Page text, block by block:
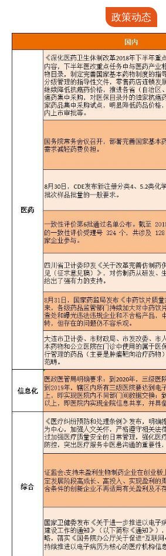
政策动态